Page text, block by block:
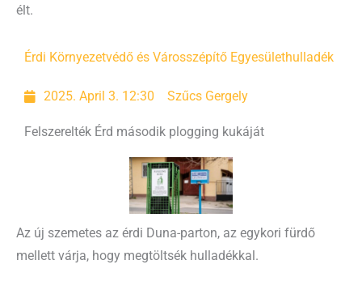
élt.
Érdi Környezetvédő és Városszépítő Egyesülethulladék
2025. April 3. 12:30 Szűcs Gergely
Felszerelték Érd második plogging kukáját
Az új szemetes az érdi Duna-parton, az egykori fürdő
mellett várja, hogy megtöltsék hulladékkal.